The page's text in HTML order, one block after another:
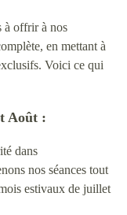
à offrir à nos
en mettant à
Voici ce qui
Août :
dans
nos séances tout
estivaux de juillet